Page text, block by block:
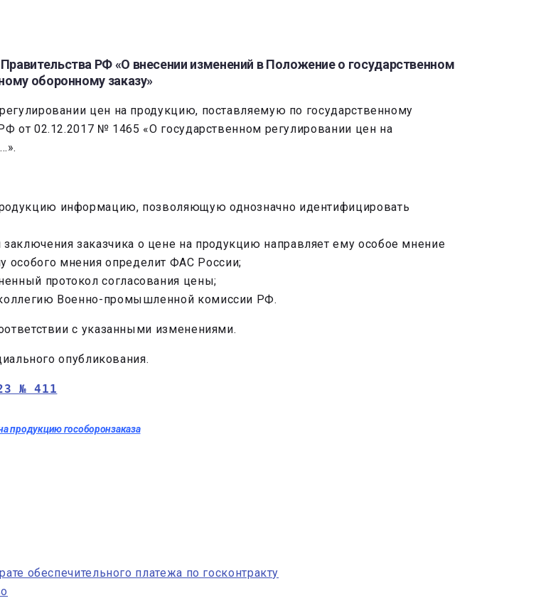
РФ «О внесении изменений в Положение о государственном
оборонному заказу»
цен на продукцию, поставляемую по государственному
от 02.12.2017 № 1465 «О государственном регулировании цен на
информацию, позволяющую однозначно идентифицировать
заказчика о цене на продукцию направляет ему особое мнение
особого мнения определит ФАС России;
протокол согласования цены;
коллегию Военно-промышленной комиссии РФ.
с указанными изменениями.
опубликования.
№ 411
продукцию гособоронзаказа
обеспечительного платежа по госконтракту